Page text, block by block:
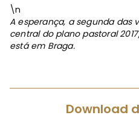
\n
A esperança, a segunda das
central do plano pastoral
está em Braga.
Download